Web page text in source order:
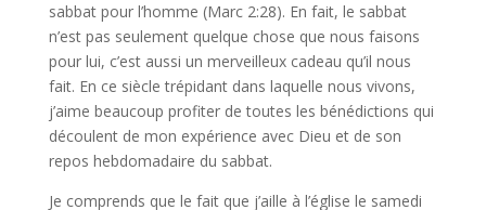
sabbat pour l’homme (Marc 2:28). En fait, le sabbat
n’est pas seulement quelque chose que nous faisons
pour lui, c’est aussi un merveilleux cadeau qu’il nous
fait. En ce siècle trépidant dans laquelle nous vivons,
j’aime beaucoup profiter de toutes les bénédictions qui
découlent de mon expérience avec Dieu et de son
repos hebdomadaire du sabbat.
Je comprends que le fait que j’aille à l’église le samedi